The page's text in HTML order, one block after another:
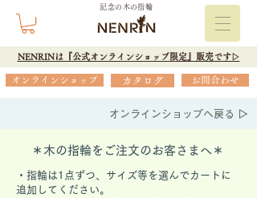
記念の木の指輪
NENRINは『公式オンラインショップ限定』販売です▷
オンラインショップ カタログ お問合わせ
オンラインショップへ戻る ▷
＊木の指輪をご注文のお客さまへ＊
・指輪は1点ずつ、サイズ等を選んでカートに
追加してください。